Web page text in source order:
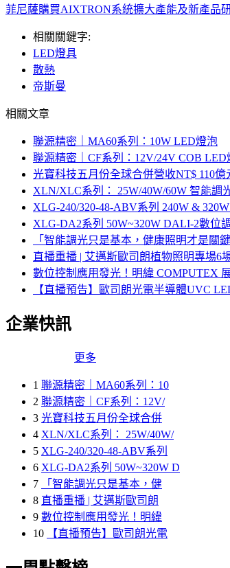
菲尼薩購買AIXTRON系統擴大產能及新產品
相關關鍵字:
LED燈具
散熱
帝斯曼
相關文章
聯源精密｜MA60系列：10W LED燈泡
聯源精密｜CF系列：12V/24V COB LED
光寶科技五月份全球合併營收NT$ 110億
XLN/XLC系列： 25W/40W/60W 智能調
XLG-240/320-48-ABV系列 240W &
XLG-DA2系列 50W~320W DALI-2數位
「智能調光只是基本，健康照明才是
直播重播 | 艾邁斯歐司朗植物照明專場6
數位控制應用發光！明緯 COMPUTEX
【直播預告】歐司朗光電半導體UVC
企業快訊
更多
1 聯源精密｜MA60系列：10
2 聯源精密｜CF系列：12V/
3 光寶科技五月份全球合併
4 XLN/XLC系列： 25W/40W/
5 XLG-240/320-48-ABV系列
6 XLG-DA2系列 50W~320W D
7
「智能調光只是基本，健
8 直播重播 | 艾邁斯歐司朗
9 數位控制應用發光！明緯
10
【直播預告】歐司朗光電